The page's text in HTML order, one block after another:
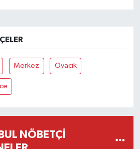
Merkez Ovacık
NÖBETÇI